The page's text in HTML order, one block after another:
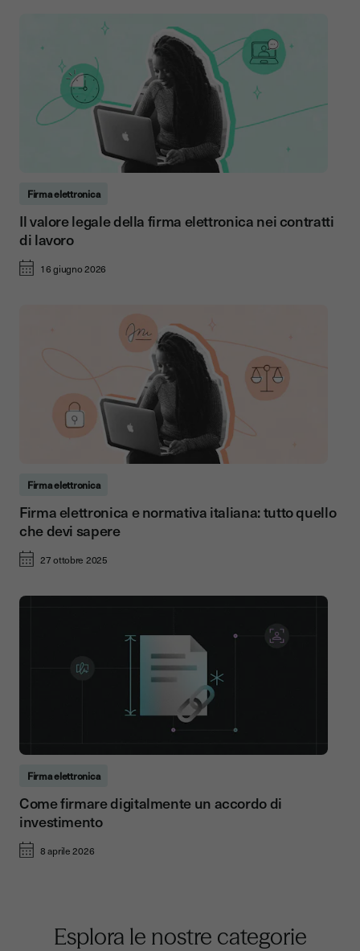
Firma elettronica
Il valore legale della firma elettronica nei contratti
di lavoro
16 giugno 2026
Firma elettronica
Firma elettronica e normativa italiana: tutto quello
che devi sapere
27 ottobre 2025
Firma elettronica
Come firmare digitalmente un accordo di
investimento
8 aprile 2026
Esplora le nostre categorie